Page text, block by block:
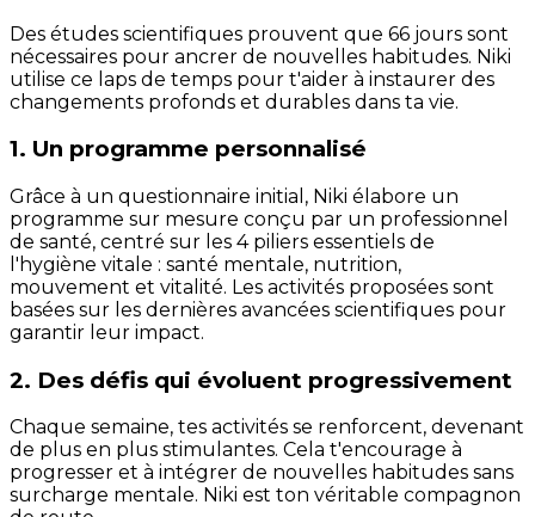
Des études scientifiques prouvent que 66 jours sont
nécessaires pour ancrer de nouvelles habitudes. Niki
utilise ce laps de temps pour t'aider à instaurer des
changements profonds et durables dans ta vie.
1. Un programme personnalisé
Grâce à un questionnaire initial, Niki élabore un
programme sur mesure conçu par un professionnel
de santé, centré sur les 4 piliers essentiels de
l'hygiène vitale : santé mentale, nutrition,
mouvement et vitalité. Les activités proposées sont
basées sur les dernières avancées scientifiques pour
garantir leur impact.
2. Des défis qui évoluent progressivement
Chaque semaine, tes activités se renforcent, devenant
de plus en plus stimulantes. Cela t'encourage à
progresser et à intégrer de nouvelles habitudes sans
surcharge mentale. Niki est ton véritable compagnon